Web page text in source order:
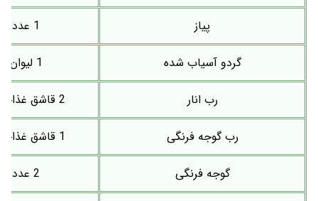
پیاز 1 عدد
گردو آسیاب شده 1 لیوان
رب انار 2 قاشق غذاخوری
رب گوجه فرنگی 1 قاشق غذاخوری
گوجه فرنگی 2 عدد